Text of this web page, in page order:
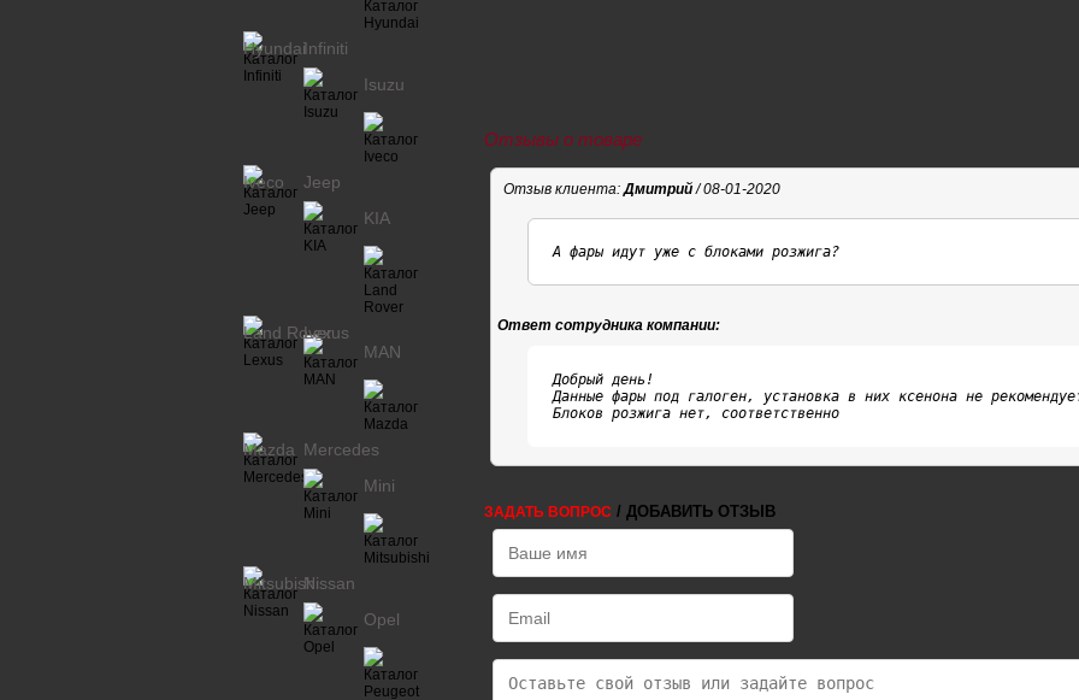
Отзывы о товаре
Отзыв клиента:Дмитрий/ 08-01-2020
А фары идут уже с блоками розжига?
Ответ сотрудника компании:
Добрый день!
Данные фары под галоген, установка в них ксенона не
Блоков розжига нет, соответственно
ЗАДАТЬ ВОПРОС / ДОБАВИТЬ ОТЗЫВ
HyundaiInfiniti
Isuzu
Iveco
Jeep
KIA
Land Rover
Lexus
MAN
Mazda Mercedes
Mini
MitsubishiNissan
Opel